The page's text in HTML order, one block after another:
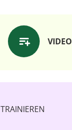
VIDEO
TRAINIEREN